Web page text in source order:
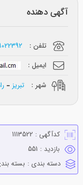
آگهی دهنده
تلفن :
ایمیل :
شهر :
تبریز
کدآگهی : 1113522
بازدید : 551
دسته بندی : بسته